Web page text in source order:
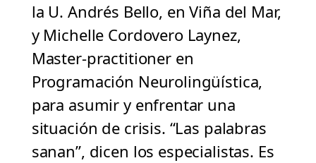
la U. Andrés Bello, en Viña del Mar,
y Michelle Cordovero Laynez,
Master-practitioner en
Programación Neurolingüística,
para asumir y enfrentar una
situación de crisis. “Las palabras
sanan”, dicen los especialistas. Es